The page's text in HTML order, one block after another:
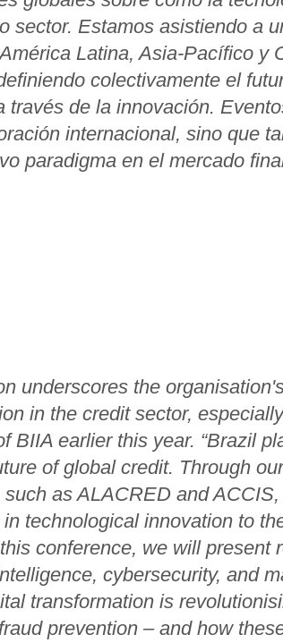
sector. Estamos asistiendo a
Latina, Asia-Pacífico y
colectivamente el
través de la innovación.
internacional, sino que
paradigma en el mercado
underscores the
in the credit sector,
BIIA earlier this year. “Brazil
of global credit. Through
as ALACRED and
technological innovation to
conference, we will present
cybersecurity, and
transformation is
prevention – and how